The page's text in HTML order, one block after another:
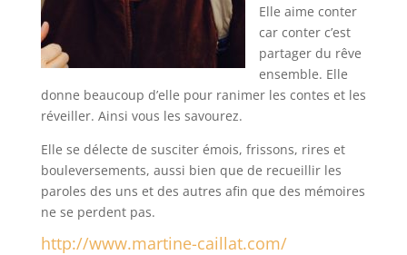
Elle aime conter
car conter c’est
partager du rêve
ensemble. Elle
donne beaucoup d’elle pour ranimer les contes et les
réveiller. Ainsi vous les savourez.
Elle se délecte de susciter émois, frissons, rires et
bouleversements, aussi bien que de recueillir les
paroles des uns et des autres afin que des mémoires
ne se perdent pas.
http://www.martine-caillat.com/